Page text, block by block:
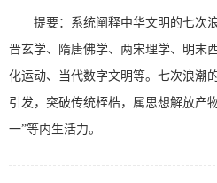
提要：系统阐释中华文明的七次
晋玄学、‌隋唐佛学、‌两宋理学、‌明末
化运动、当代数字文明等。七次浪潮
引发，突破传统桎梏，属‌思想解放产
一”等内生活力。